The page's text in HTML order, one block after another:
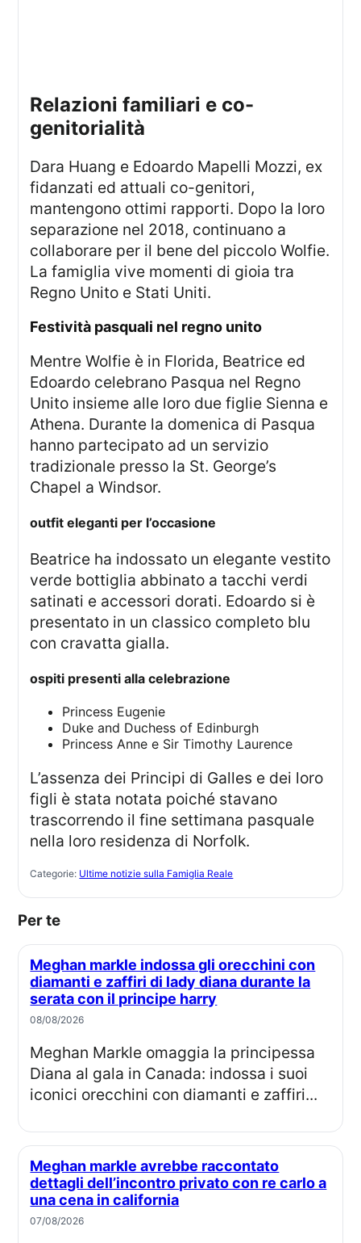
relazioni familiari e co-
genitorialità
Dara Huang e Edoardo Mapelli Mozzi, ex
fidanzati ed attuali co-genitori,
mantengono ottimi rapporti. Dopo la loro
separazione nel 2018, continuano a
collaborare per il bene del piccolo Wolfie.
La famiglia vive momenti di gioia tra
Regno Unito e Stati Uniti.
festività pasquali nel regno unito
Mentre Wolfie è in Florida, Beatrice ed
Edoardo celebrano Pasqua nel Regno
Unito insieme alle loro due figlie Sienna e
Athena. Durante la domenica di Pasqua
hanno partecipato ad un servizio
tradizionale presso la St. George’s
Chapel a Windsor.
outfit eleganti per l’occasione
Beatrice ha indossato un elegante vestito
verde bottiglia abbinato a tacchi verdi
satinati e accessori dorati. Edoardo si è
presentato in un classico completo blu
con cravatta gialla.
ospiti presenti alla celebrazione
Princess Eugenie
Duke and Duchess of Edinburgh
Princess Anne e Sir Timothy Laurence
L’assenza dei Principi di Galles e dei loro
figli è stata notata poiché stavano
trascorrendo il fine settimana pasquale
nella loro residenza di Norfolk.
Categorie: Ultime notizie sulla Famiglia Reale
Per te
Meghan markle indossa gli orecchini con
diamanti e zaffiri di lady diana durante la
serata con il principe harry
08/08/2026
Meghan Markle omaggia la principessa
Diana al gala in Canada: indossa i suoi
iconici orecchini con diamanti e zaffiri...
Meghan markle avrebbe raccontato
dettagli dell’incontro privato con re carlo a
una cena in california
07/08/2026